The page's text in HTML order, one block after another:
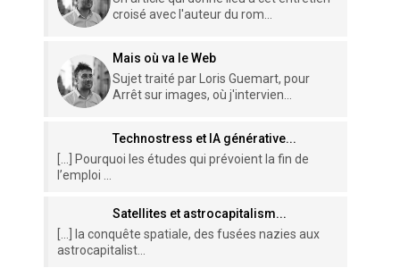
croisé avec l'auteur du rom...
Mais où va le Web
Sujet traité par Loris Guemart, pour
Arrêt sur images, où j'intervien...
Technostress et IA générative...
[…] Pourquoi les études qui prévoient la fin de
l’emploi ...
Satellites et astrocapitalism...
[…] la conquête spatiale, des fusées nazies aux
astrocapitalist...